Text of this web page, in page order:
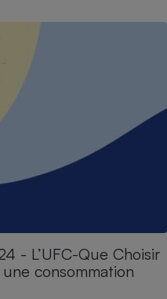
- L’UFC-Que Choisir
consommation